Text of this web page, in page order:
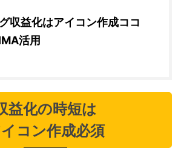
収益化はアイコン作成ココ
活用
益化の時短は
コン作成必須